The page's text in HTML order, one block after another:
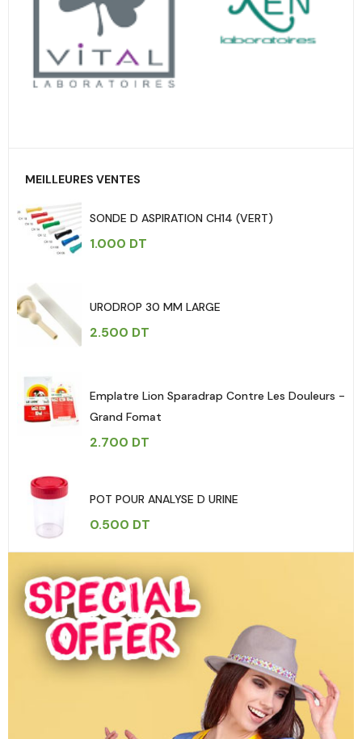
MEILLEURES VENTES
SONDE D ASPIRATION CH14 (VERT)
1.000 DT
URODROP 30 MM LARGE
2.500 DT
Emplatre Lion Sparadrap Contre Les Douleurs -
Grand Fomat
2.700 DT
POT POUR ANALYSE D URINE
0.500 DT